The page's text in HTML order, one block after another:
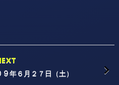
年６月２７日（土）